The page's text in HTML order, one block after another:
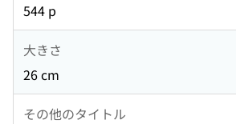
544 p
大きさ
26 cm
その他のタイトル